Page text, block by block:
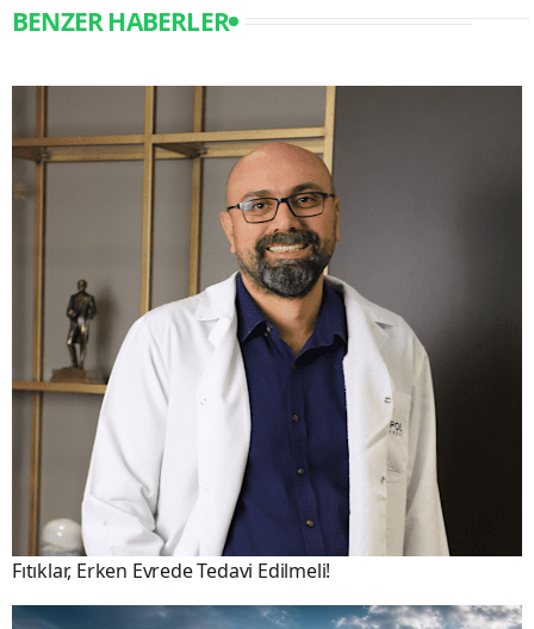
BENZER HABERLER
Fıtıklar, Erken Evrede Tedavi Edilmeli!